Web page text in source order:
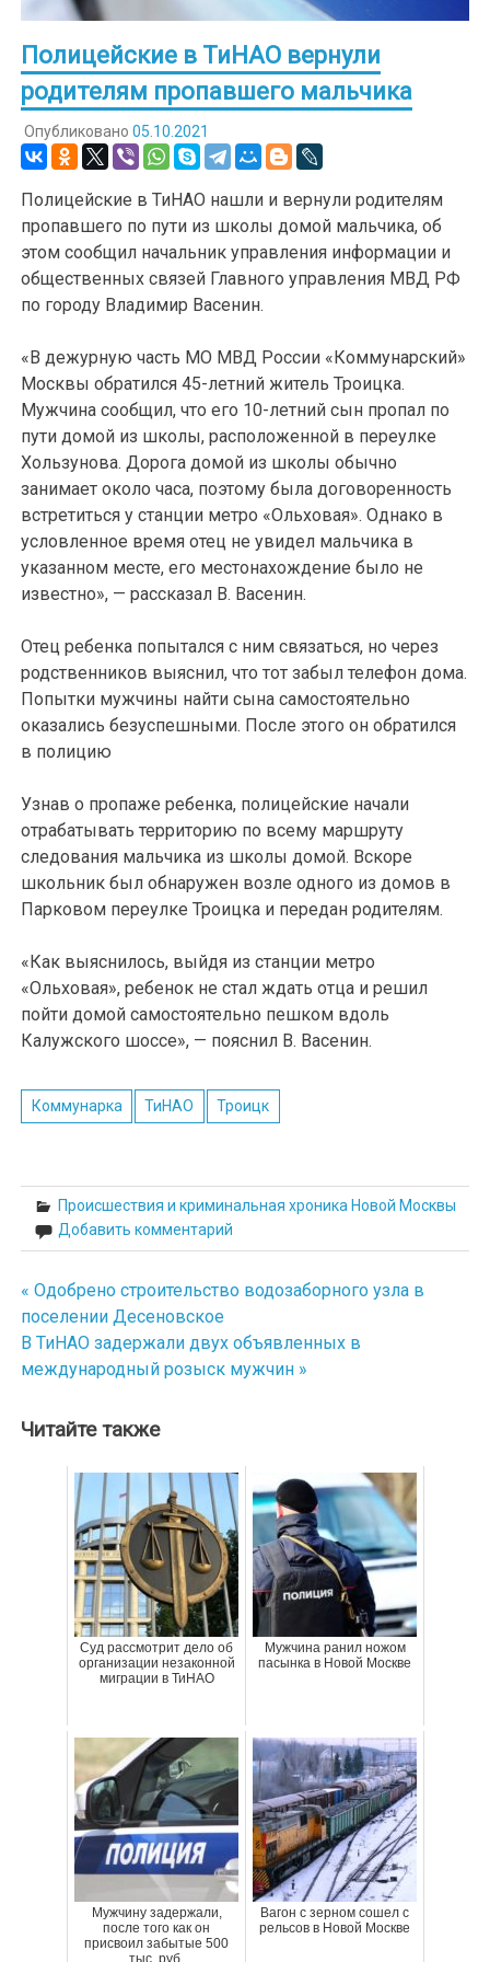
Полицейские в ТиНАО вернули
родителям пропавшего мальчика
Опубликовано 05.10.2021
Полицейские в ТиНАО нашли и вернули родителям
пропавшего по пути из школы домой мальчика, об
этом сообщил начальник управления информации и
общественных связей Главного управления МВД РФ
по городу Владимир Васенин.
«В дежурную часть МО МВД России «Коммунарский»
Москвы обратился 45-летний житель Троицка.
Мужчина сообщил, что его 10-летний сын пропал по
пути домой из школы, расположенной в переулке
Хользунова. Дорога домой из школы обычно
занимает около часа, поэтому была договоренность
встретиться у станции метро «Ольховая». Однако в
условленное время отец не увидел мальчика в
указанном месте, его местонахождение было не
известно», — рассказал В. Васенин.
Отец ребенка попытался с ним связаться, но через
родственников выяснил, что тот забыл телефон дома.
Попытки мужчины найти сына самостоятельно
оказались безуспешными. После этого он обратился
в полицию
Узнав о пропаже ребенка, полицейские начали
отрабатывать территорию по всему маршруту
следования мальчика из школы домой. Вскоре
школьник был обнаружен возле одного из домов в
Парковом переулке Троицка и передан родителям.
«Как выяснилось, выйдя из станции метро
«Ольховая», ребенок не стал ждать отца и решил
пойти домой самостоятельно пешком вдоль
Калужского шоссе», — пояснил В. Васенин.
Коммунарка ТиНАО Троицк
Происшествия и криминальная хроника Новой Москвы
Добавить комментарий
Навигация
по
записям
« Одобрено строительство водозаборного узла в
поселении Десеновское
В ТиНАО задержали двух объявленных в
международный розыск мужчин »
Читайте также
Суд рассмотрит дело об
организации незаконной
миграции в ТиНАО
Мужчина ранил ножом
пасынка в Новой Москве
Мужчину задержали,
после того как он
присвоил забытые 500
тыс. руб.
Вагон с зерном сошел с
рельсов в Новой Москве